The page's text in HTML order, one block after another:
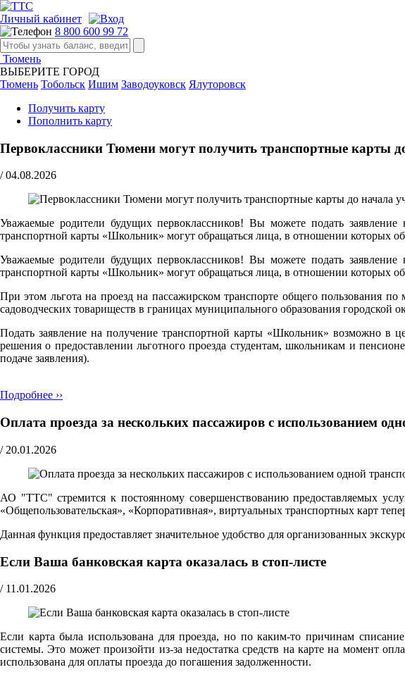
Личный кабинет
8 800 600 99 72
Тюмень
ВЫБЕРИТЕ ГОРОД
Тюмень Тобольск Ишим Заводоуковск Ялуторовск
Получить карту
Пополнить карту
Первоклассники Тюмени могут получить транспортные карты
/ 04.08.2026
Уважаемые родители будущих первоклассников! Вы можете подать
транспортной карты «Школьник» могут обращаться лица, в отношении которых
Уважаемые родители будущих первоклассников! Вы можете подать
транспортной карты «Школьник» могут обращаться лица, в отношении которых
При этом льгота на проезд на пассажирском транспорте общего пользования
садоводческих товариществ в границах муниципального образования городской
Подать заявление на получение транспортной карты «Школьник» возможно в
решения о предоставлении льготного проезда студентам, школьникам и
подаче заявления).
Подробнее ››
Оплата проезда за нескольких пассажиров с использованием
/ 20.01.2026
АО "ТТС" стремится к постоянному совершенствованию предоставляемых
«Общепользовательская», «Корпоративная», виртуальных транспортных карт
Данная функция предоставляет значительное удобство для организованных
Если Ваша банковская карта оказалась в стоп-листе
/ 11.01.2026
Если карта была использована для проезда, но по каким-то причинам
системы. Это может произойти из-за недостатка средств на карте на момент
использована для оплаты проезда до погашения задолженности.